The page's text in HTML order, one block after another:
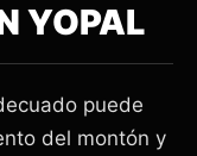
YOPAL
puede
del montón y